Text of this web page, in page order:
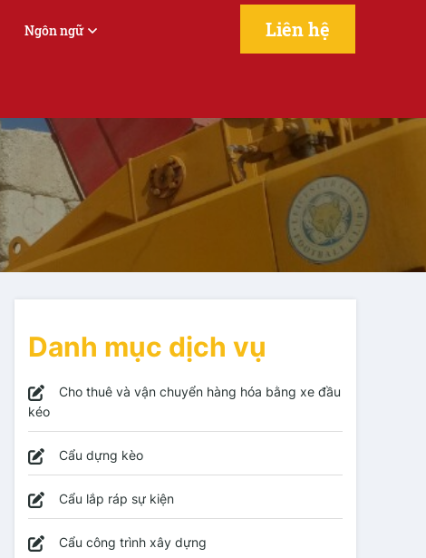
Ngôn ngữ Liên hệ
Danh mục dịch vụ
Cho thuê và vận chuyển hàng hóa bằng xe đầu
kéo
Cẩu dựng kèo
Cẩu lắp ráp sự kiện
Cẩu công trình xây dựng